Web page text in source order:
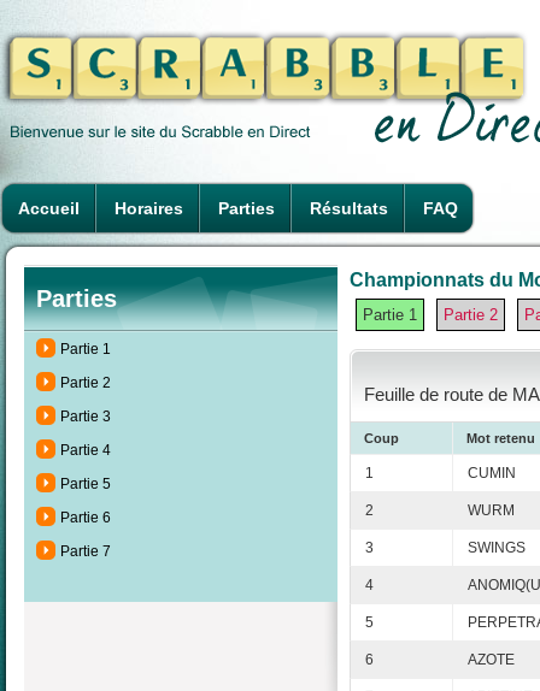
Accueil Horaires Parties Résultats FAQ
Parties
Partie 1
Partie 2
Partie 3
Partie 4
Partie 5
Partie 6
Partie 7
Championnats du
Partie 1 Partie 2
Feuille de route de
Coup Mot retenu
1 CUMIN
2 WURM
3 SWINGS
4
5
6 AZOTE